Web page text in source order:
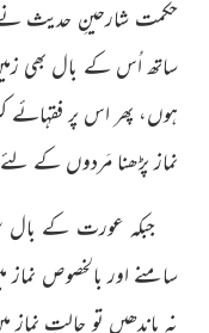
حکمت شارحینِ حدیث نے
ساتھ اُس کے بال بھی
ہوں، پھر اس پر فقہائے
نماز پڑھنا مَردوں کے
جبکہ عورت کے بال
سامنے اور بالخصوص
نہ باندھیں تو حالتِ